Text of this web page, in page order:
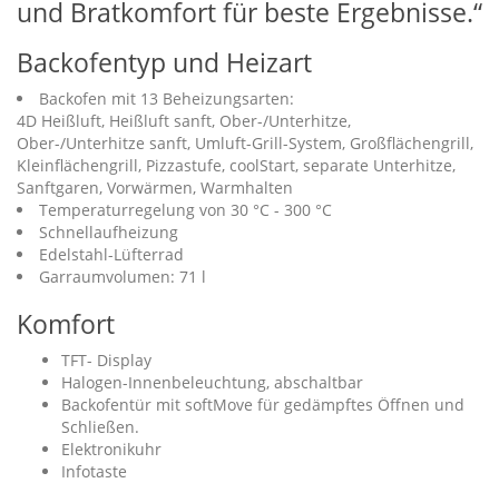
und Bratkomfort für beste Ergebnisse.“
Backofentyp und Heizart
Backofen mit 13 Beheizungsarten:
4D Heißluft, Heißluft sanft, Ober-/Unterhitze,
Ober-/Unterhitze sanft, Umluft-Grill-System, Großflächengrill,
Kleinflächengrill, Pizzastufe, coolStart, separate Unterhitze,
Sanftgaren, Vorwärmen, Warmhalten
Temperaturregelung von 30 °C - 300 °C
Schnellaufheizung
Edelstahl-Lüfterrad
Garraumvolumen: 71 l
Komfort
TFT- Display
Halogen-Innenbeleuchtung, abschaltbar
Backofentür mit softMove für gedämpftes Öffnen und
Schließen.
Elektronikuhr
Infotaste